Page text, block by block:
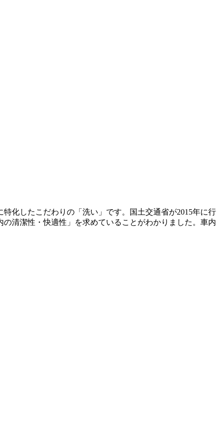
化したこだわりの「洗い」です。国土交通省が2015年に行
清潔性・快適性」を求めていることがわかりました。車内